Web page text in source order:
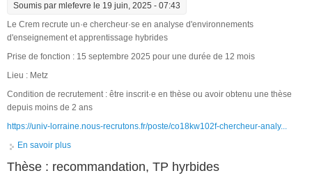
Soumis par mlefevre le 19 juin, 2025 - 07:43
Le Crem recrute un·e chercheur·se en analyse d'environnements
d'enseignement et apprentissage hybrides
Prise de fonction : 15 septembre 2025 pour une durée de 12 mois
Lieu : Metz
Condition de recrutement : être inscrit·e en thèse ou avoir obtenu une thèse
depuis moins de 2 ans
https://univ-lorraine.nous-recrutons.fr/poste/co18kw102f-chercheur-analy...
En savoir plus
Thèse : recommandation, TP hyrbides